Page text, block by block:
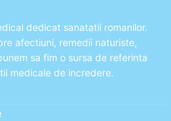
dedicat sanatatii romanilor.
afectiuni, remedii naturiste,
sa fim o sursa de referinta
medicale de incredere.